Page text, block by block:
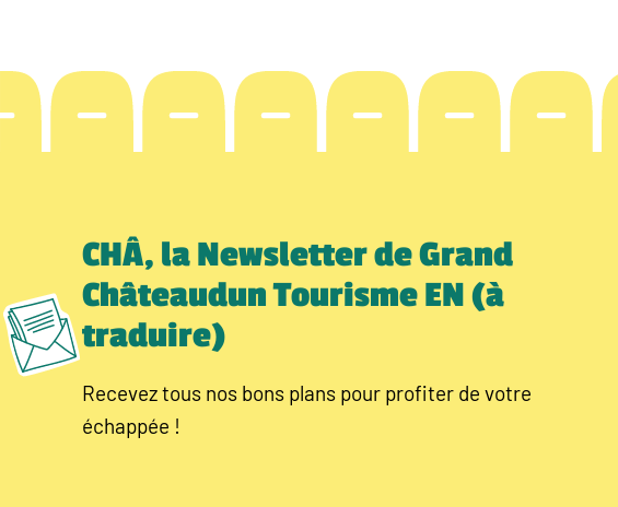
CHÂ, la Newsletter de Grand
Châteaudun Tourisme EN (à
traduire)
Recevez tous nos bons plans pour profiter de votre
échappée !